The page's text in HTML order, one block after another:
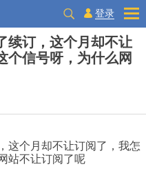
登录
续订，这个月却不让
个信号呀，为什么网
这个月却不让订阅了，我怎
站不让订阅了呢